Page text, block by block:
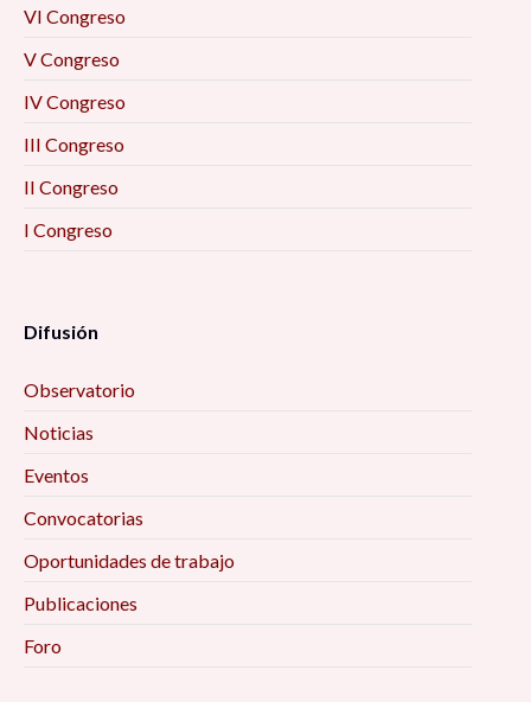
VI Congreso
V Congreso
IV Congreso
III Congreso
II Congreso
I Congreso
Difusión
Observatorio
Noticias
Eventos
Convocatorias
Oportunidades de trabajo
Publicaciones
Foro